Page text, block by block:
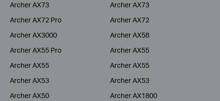
Archer AX73
Archer AX73
Archer AX72 Pro
Archer AX72
Archer AX3000
Archer AX58
Archer AX55 Pro
Archer AX55
Archer AX55
Archer AX55
Archer AX53
Archer AX53
Archer AX50
Archer AX1800